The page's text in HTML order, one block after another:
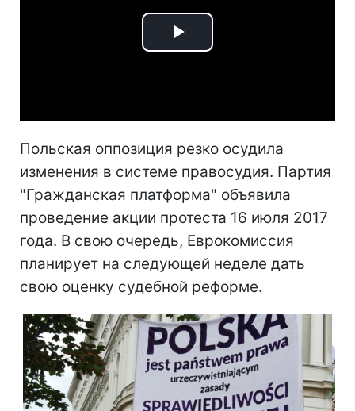
Play
Польская оппозиция резко осудила
изменения в системе правосудия. Партия
"Гражданская платформа" объявила
проведение акции протеста 16 июля 2017
года. В свою очередь, Еврокомиссия
планирует на следующей неделе дать
свою оценку судебной реформе.